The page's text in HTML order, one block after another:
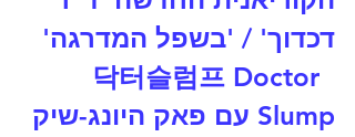
דכדוך' / 'בשפל המדרגה'
닥터슬럼프 Doctor
Slump עם פאק היונג-שיק